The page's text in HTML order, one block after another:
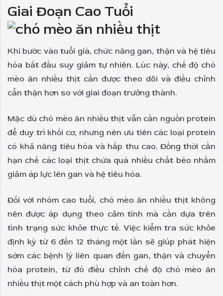
Giai Đoạn Cao Tuổi
Khi bước vào tuổi già, chức năng gan, thận và hệ tiêu
hóa bắt đầu suy giảm tự nhiên. Lúc này, chế độ chó
mèo ăn nhiều thịt cần được theo dõi và điều chỉnh
cẩn thận hơn so với giai đoạn trưởng thành.
Mặc dù chó mèo ăn nhiều thịt vẫn cần nguồn protein
để duy trì khối cơ, nhưng nên ưu tiên các loại protein
có khả năng tiêu hóa và hấp thu cao. Đồng thời cần
hạn chế các loại thịt chứa quá nhiều chất béo nhằm
giảm áp lực lên gan và hệ tiêu hóa.
Đối với nhóm cao tuổi, chó mèo ăn nhiều thịt không
nên được áp dụng theo cảm tính mà cần dựa trên
tình trạng sức khỏe thực tế. Việc kiểm tra sức khỏe
định kỳ từ 6 đến 12 tháng một lần sẽ giúp phát hiện
sớm các bệnh lý liên quan đến gan, thận và chuyển
hóa protein, từ đó điều chỉnh chế độ chó mèo ăn
nhiều thịt một cách phù hợp và an toàn hơn.